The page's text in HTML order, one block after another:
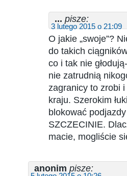
... pisze:
3 lutego 2015 o 21:09
O jakie „swoje”?
do takich
co i tak nie
nie zatrudnią
zagranicy to zrobi
kraju. Szerokim
blokować
SZCZECINIE.
macie, mogliście
anonim pisze: